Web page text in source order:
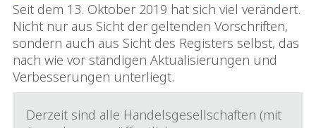
Seit dem 13. Oktober 2019 hat sich viel verändert.
Nicht nur aus Sicht der geltenden Vorschriften,
sondern auch aus Sicht des Registers selbst, das
nach wie vor ständigen Aktualisierungen und
Verbesserungen unterliegt.
Derzeit sind alle Handelsgesellschaften (mit